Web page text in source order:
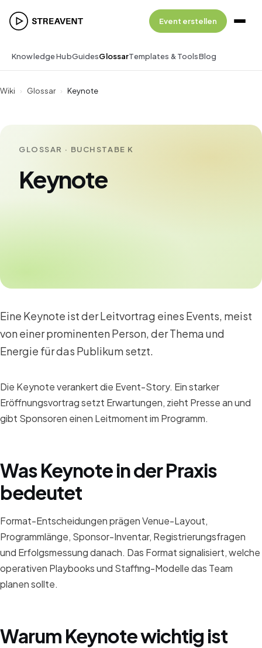
Event erstellen
Knowledge HubGuidesGlossarTemplates & ToolsBlog
Wiki › Glossar › Keynote
GLOSSAR · BUCHSTABE K
Keynote
Eine Keynote ist der Leitvortrag eines Events, meist
von einer prominenten Person, der Thema und
Energie für das Publikum setzt.
Die Keynote verankert die Event-Story. Ein starker
Eröffnungsvortrag setzt Erwartungen, zieht Presse an und
gibt Sponsoren einen Leitmoment im Programm.
Was Keynote in der Praxis
bedeutet
Format-Entscheidungen prägen Venue-Layout,
Programmlänge, Sponsor-Inventar, Registrierungsfragen
und Erfolgsmessung danach. Das Format signalisiert, welche
operativen Playbooks und Staffing-Modelle das Team
planen sollte.
Warum Keynote wichtig ist